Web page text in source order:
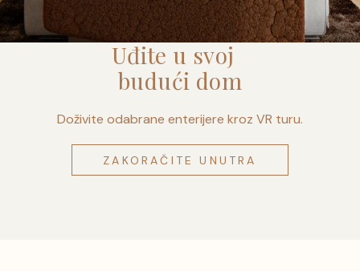
Uđite u svoj
budući dom
Doživite odabrane enterijere kroz VR turu.
ZAKORAČITE UNUTRA